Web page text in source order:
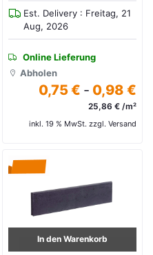
Est. Delivery : Freitag, 21
Aug, 2026
Online Lieferung
Abholen
0,75 € - 0,98 €
25,86 € /m²
inkl. 19 % MwSt. zzgl. Versand
In den Warenkorb